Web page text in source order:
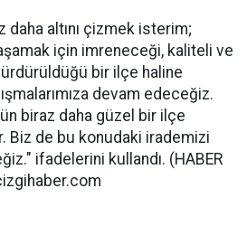
daha altını çizmek isterim;
için imreneceği, kaliteli ve
bir ilçe haline
devam edeceğiz.
biraz daha güzel bir ilçe
Biz de bu konudaki irademizi
ifadelerini kullandı. (HABER